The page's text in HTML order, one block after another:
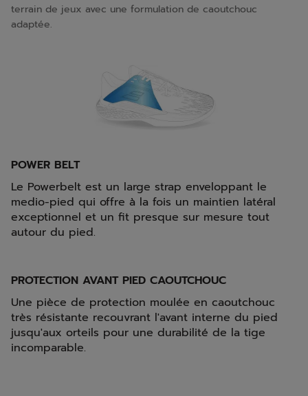
terrain de jeux avec une formulation de caoutchouc
adaptée.
POWER BELT
Le Powerbelt est un large strap enveloppant le
medio-pied qui offre à la fois un maintien latéral
exceptionnel et un fit presque sur mesure tout
autour du pied.
PROTECTION AVANT PIED CAOUTCHOUC
Une pièce de protection moulée en caoutchouc
très résistante recouvrant l'avant interne du pied
jusqu'aux orteils pour une durabilité de la tige
incomparable.